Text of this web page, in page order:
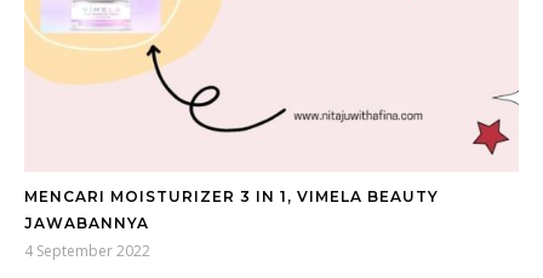
MENCARI MOISTURIZER 3 IN 1, VIMELA BEAUTY
JAWABANNYA
4 September 2022